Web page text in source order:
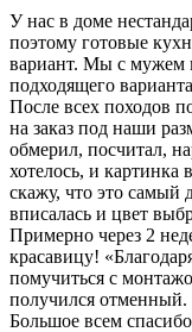
У нас в доме
поэтому готовые
вариант. Мы с мужем
подходящего
После всех походов
на заказ под наши
обмерил, посчитал,
хотелось, и картинка
скажу, что это самый
вписалась и цвет
Примерно через 2
красавицу!
помучиться с
получился отменный.
Большое всем